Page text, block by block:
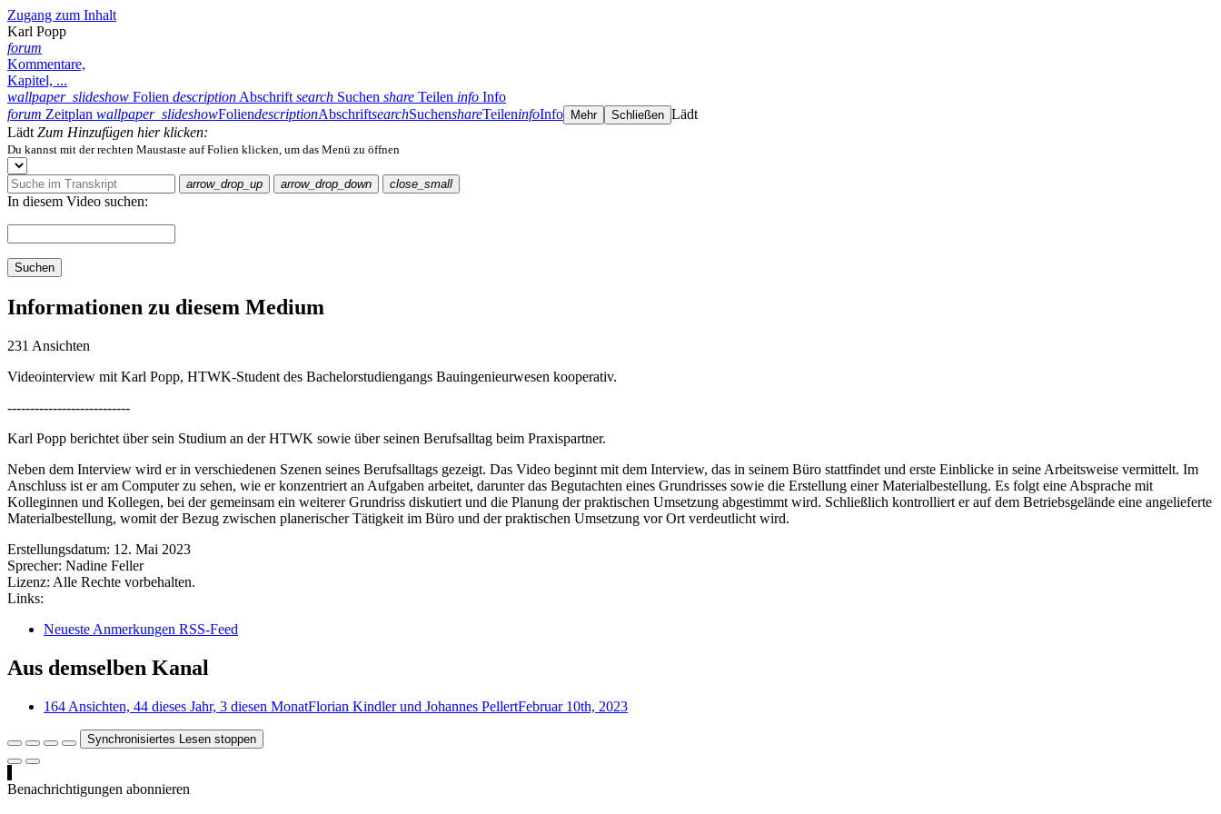
Zugang zum Inhalt
Karl Popp
forum
Kommentare,
Kapitel, ...
wallpaper_slideshow Folien description Abschrift search Suchen share Teilen info Info
forum Zeitplan wallpaper_slideshowFoliendescriptionAbschriftsearchSuchenshareTeileninfoInfo Mehr Schließen Lädt
Lädt Zum Hinzufügen hier klicken:
Du kannst mit der rechten Maustaste auf Folien klicken, um das Menü zu öffnen
arrow_drop_up arrow_drop_down close_small
In diesem Video suchen:
Suchen
Informationen zu diesem Medium
231 Ansichten
Videointerview mit Karl Popp, HTWK-Student des Bachelorstudiengangs Bauingenieurwesen kooperativ.
---------------------------
Karl Popp berichtet über sein Studium an der HTWK sowie über seinen Berufsalltag beim Praxispartner.
Neben dem Interview wird er in verschiedenen Szenen seines Berufsalltags gezeigt. Das Video beginnt mit dem Interview, das in seinem Büro stattfindet und erste Einblicke in seine Arbeitsweise vermittelt. Im
Anschluss ist er am Computer zu sehen, wie er konzentriert an Aufgaben arbeitet, darunter das Begutachten eines Grundrisses sowie die Erstellung einer Materialbestellung. Es folgt eine Absprache mit
Kolleginnen und Kollegen, bei der gemeinsam ein weiterer Grundriss diskutiert und die Planung der praktischen Umsetzung abgestimmt wird. Schließlich kontrolliert er auf dem Betriebsgelände eine angelieferte
Materialbestellung, womit der Bezug zwischen planerischer Tätigkeit im Büro und der praktischen Umsetzung vor Ort verdeutlicht wird.
Erstellungsdatum: 12. Mai 2023
Sprecher: Nadine Feller
Lizenz: Alle Rechte vorbehalten.
Links:
Neueste Anmerkungen RSS-Feed
Aus demselben Kanal
164 Ansichten, 44 dieses Jahr, 3 diesen MonatFlorian Kindler und Johannes PellertFebruar 10th, 2023
Synchronisiertes Lesen stoppen
Benachrichtigungen abonnieren